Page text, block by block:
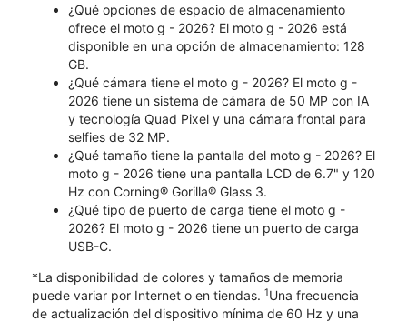
¿Qué opciones de espacio de almacenamiento
ofrece el moto g - 2026? El moto g - 2026 está
disponible en una opción de almacenamiento: 128
GB.
¿Qué cámara tiene el moto g - 2026? El moto g -
2026 tiene un sistema de cámara de 50 MP con IA
y tecnología Quad Pixel y una cámara frontal para
selfies de 32 MP.
¿Qué tamaño tiene la pantalla del moto g - 2026? El
moto g - 2026 tiene una pantalla LCD de 6.7" y 120
Hz con Corning® Gorilla® Glass 3.
¿Qué tipo de puerto de carga tiene el moto g -
2026? El moto g - 2026 tiene un puerto de carga
USB-C.
*La disponibilidad de colores y tamaños de memoria
puede variar por Internet o en tiendas. 1Una frecuencia
de actualización del dispositivo mínima de 60 Hz y una